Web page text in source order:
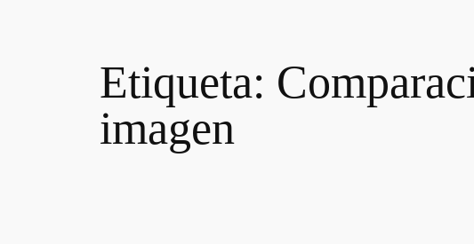
Etiqueta:
imagen